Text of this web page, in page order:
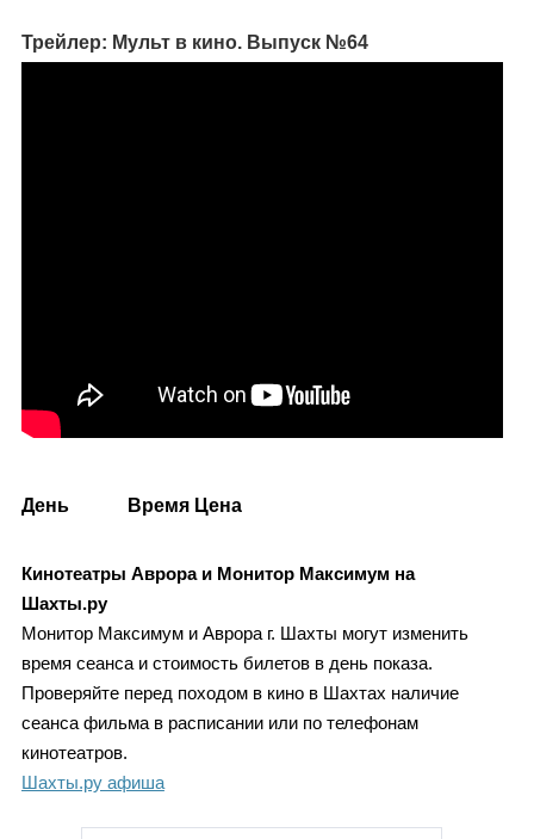
Трейлер: Мульт в кино. Выпуск №64
День Время Цена
Кинотеатры Аврора и Монитор Максимум на
Шахты.ру
Монитор Максимум и Аврора г. Шахты могут изменить
время сеанса и стоимость билетов в день показа.
Проверяйте перед походом в кино в Шахтах наличие
сеанса фильма в расписании или по телефонам
кинотеатров.
Шахты.ру афиша